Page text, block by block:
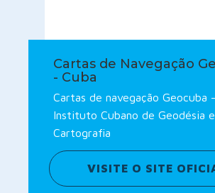
Cartas de Navegação
- Cuba
Cartas de navegação Geocuba -
Instituto Cubano de Geodésia e
Cartografia
VISITE O SITE